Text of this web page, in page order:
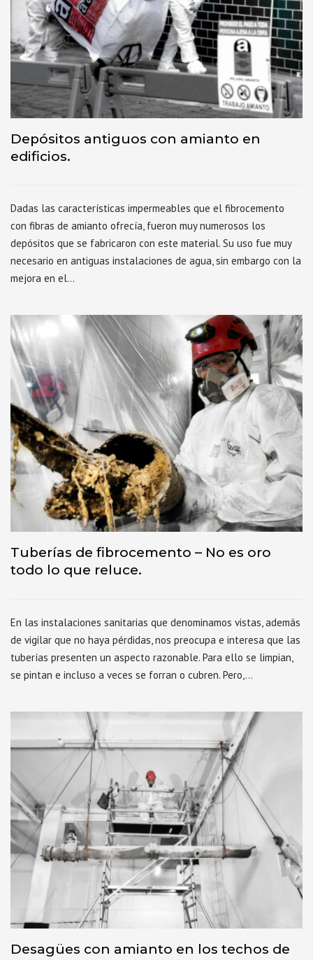
Depósitos antiguos con amianto en
edificios.
Dadas las características impermeables que el fibrocemento
con fibras de amianto ofrecía, fueron muy numerosos los
depósitos que se fabricaron con este material. Su uso fue muy
necesario en antiguas instalaciones de agua, sin embargo con la
mejora en el…
Tuberías de fibrocemento – No es oro
todo lo que reluce.
En las instalaciones sanitarias que denominamos vistas, además
de vigilar que no haya pérdidas, nos preocupa e interesa que las
tuberías presenten un aspecto razonable. Para ello se limpian,
se pintan e incluso a veces se forran o cubren. Pero,…
Desagües con amianto en los techos de